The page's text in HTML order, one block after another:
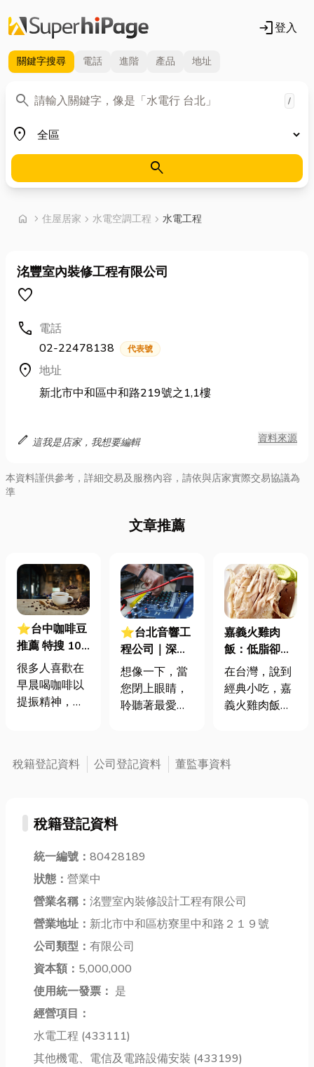
login登入
關鍵字搜尋 電話 進階 產品 地址
search
關鍵字 /
place
地區
search
home chevron_right 首頁
住屋居家 chevron_right 水電空調工程 chevron_right 水電工程
洺豐室內裝修工程有限公司
favorite
call 電話
02-22478138
代表號
location_on 地址
新北市中和區中和路219號之1,1樓
edit 這我是店家，我想要編輯 資料來源
本資料謹供參考，詳細交易及服務內容，請依與店家實際交易協議為
準
文章推薦
⭐台中咖啡豆
推薦 特搜 10
大台中咖啡豆
店家！咖啡豆
保存的5大秘
很多人喜歡在
早晨喝咖啡以
提振精神，讓
豐富的口感和
的口感，以及
不同的風味特
點。好咖啡豆
釋放出的香
氣，充滿了濃
郁的咖啡香氣
和微妙的果
味。這種香氣
帶有一絲果
香，像是水果
的甜美和清
新，讓人...
⭐台北音響工
程公司｜深度
解析音響工
程！音場、聲
學處理與音訊
想像一下，當
您閉上眼睛，
聆聽著最愛的
耳，彷彿身臨
其境。又或是
其中。這種完
然，它背後蘊
藏著深厚的音
響工程知識與
會好奇什麼是
音場？為什麼
嘉義火雞肉
飯：低脂卻濃
郁，吃出不一
樣的美味體
驗！
在台灣，說到
經典小吃，嘉
義火雞肉飯無
這道由嫩滑火
雞肉與香噴噴
肉的質感更加
細膩、肉質更
稅籍登記資料 公司登記資料 董監事資料
稅籍登記資料
統一編號： 80428189
狀態： 營業中
營業名稱： 洺豐室內裝修設計工程有限公司
營業地址： 新北市中和區枋寮里中和路２１９號
公司類型： 有限公司
資本額： 5,000,000
使用統一發票： 是
經營項目：
水電工程 (433111)
其他機電、電信及電路設備安裝 (433199)